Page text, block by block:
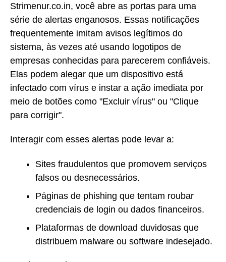
Strimenur.co.in, você abre as portas para uma
série de alertas enganosos. Essas notificações
frequentemente imitam avisos legítimos do
sistema, às vezes até usando logotipos de
empresas conhecidas para parecerem confiáveis.
Elas podem alegar que um dispositivo está
infectado com vírus e instar a ação imediata por
meio de botões como "Excluir vírus" ou "Clique
para corrigir".
Interagir com esses alertas pode levar a:
Sites fraudulentos que promovem serviços
falsos ou desnecessários.
Páginas de phishing que tentam roubar
credenciais de login ou dados financeiros.
Plataformas de download duvidosas que
distribuem malware ou software indesejado.